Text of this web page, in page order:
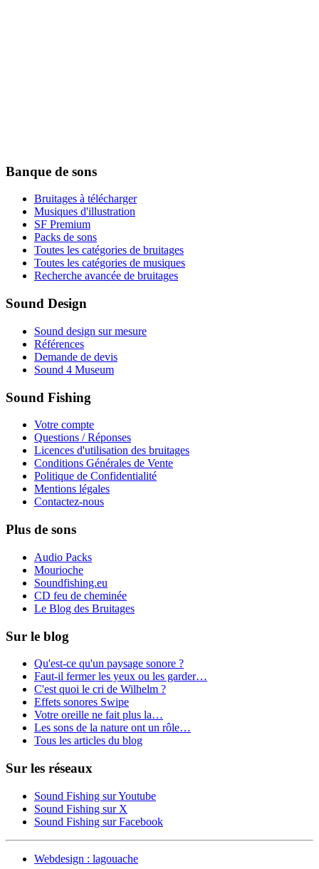
Banque de sons
Bruitages à télécharger
Musiques d'illustration
SF Premium
Packs de sons
Toutes les catégories de bruitages
Toutes les catégories de musiques
Recherche avancée de bruitages
Sound Design
Sound design sur mesure
Références
Demande de devis
Sound 4 Museum
Sound Fishing
Votre compte
Questions / Réponses
Licences d'utilisation des bruitages
Conditions Générales de Vente
Politique de Confidentialité
Mentions légales
Contactez-nous
Plus de sons
Audio Packs
Mourioche
Soundfishing.eu
CD feu de cheminée
Le Blog des Bruitages
Sur le blog
Qu'est-ce qu'un paysage sonore ?
Faut-il fermer les yeux ou les garder…
C'est quoi le cri de Wilhelm ?
Effets sonores Swipe
Votre oreille ne fait plus la…
Les sons de la nature ont un rôle…
Tous les articles du blog
Sur les réseaux
Sound Fishing sur Youtube
Sound Fishing sur X
Sound Fishing sur Facebook
Webdesign : lagouache